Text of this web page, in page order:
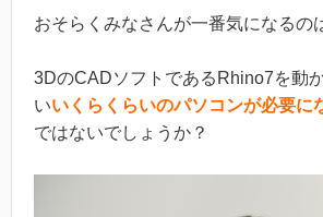
おそらくみなさんが一番気になるの
3DのCADソフトであるRhino7を動
いいくらくらいのパソコンが必要に
ではないでしょうか？